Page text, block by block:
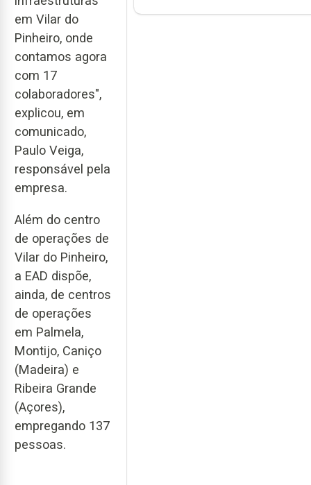
em Vilar do
Pinheiro, onde
contamos agora
com 17
colaboradores",
explicou, em
comunicado,
Paulo Veiga,
responsável pela
empresa.
Além do centro
de operações de
Vilar do Pinheiro,
a EAD dispõe,
ainda, de centros
de operações
em Palmela,
Montijo, Caniço
(Madeira) e
Ribeira Grande
(Açores),
empregando 137
pessoas.